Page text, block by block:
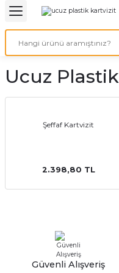
Geri
Geri
Geri
Geri
Ürünleri
Geri
Geri
Geri
Ucuz
Şeffaf Kartvizit
2.398,80 TL
Güvenli Alışveriş